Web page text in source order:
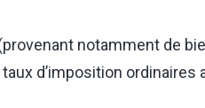
notamment de
d’imposition ordinaires